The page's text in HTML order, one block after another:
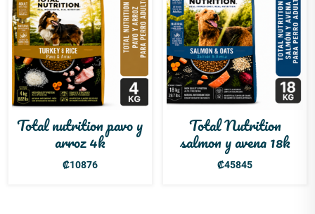
Total nutrition pavo y
arroz 4k
₡10876
Total Nutrition
salmon y avena 18k
₡45845